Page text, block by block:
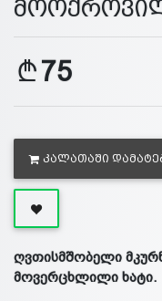
75
ᲙᲐᲚᲐᲗᲐᲨᲘ
ღვთისმშობელი
მოვერცხლილი ხატი.